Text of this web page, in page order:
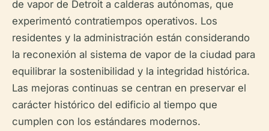
de vapor de Detroit a calderas autónomas, que
experimentó contratiempos operativos. Los
residentes y la administración están considerando
la reconexión al sistema de vapor de la ciudad para
equilibrar la sostenibilidad y la integridad histórica.
Las mejoras continuas se centran en preservar el
carácter histórico del edificio al tiempo que
cumplen con los estándares modernos.